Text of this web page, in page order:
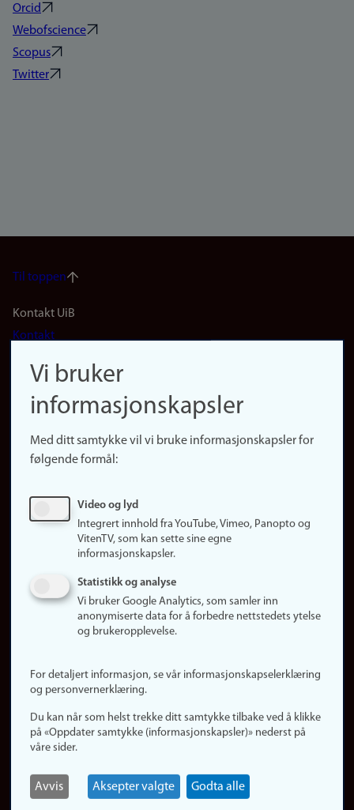
Orcid
Webofscience
Scopus
Twitter
Til toppen
Footer
(no)
Kontakt UiB
Kontakt
Finn forsker
Presse
Finn studier
Ledige stillinger
Om nettstedet
Informasjonskapsler
Personvern
Tilgjengelighetserklæring
Logg inn
Rediger din ansattside
Vi bruker
informasjonskapsler
Med ditt samtykke vil vi bruke informasjonskapsler for
følgende formål:
Video og lyd
Integrert innhold fra YouTube, Vimeo, Panopto og
VitenTV, som kan sette sine egne
informasjonskapsler.
Statistikk og analyse
Vi bruker Google Analytics, som samler inn
anonymiserte data for å forbedre nettstedets ytelse
og brukeropplevelse.
For detaljert informasjon, se vår informasjonskapselerklæring
og personvernerklæring.
Du kan når som helst trekke ditt samtykke tilbake ved å klikke
på «Oppdater samtykke (informasjonskapsler)» nederst på
våre sider.
Avvis Aksepter valgte Godta alle